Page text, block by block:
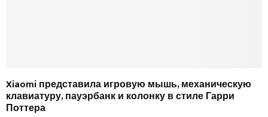
Xiaomi представила игровую мышь, механическую
клавиатуру, пауэрбанк и колонку в стиле Гарри
Поттера